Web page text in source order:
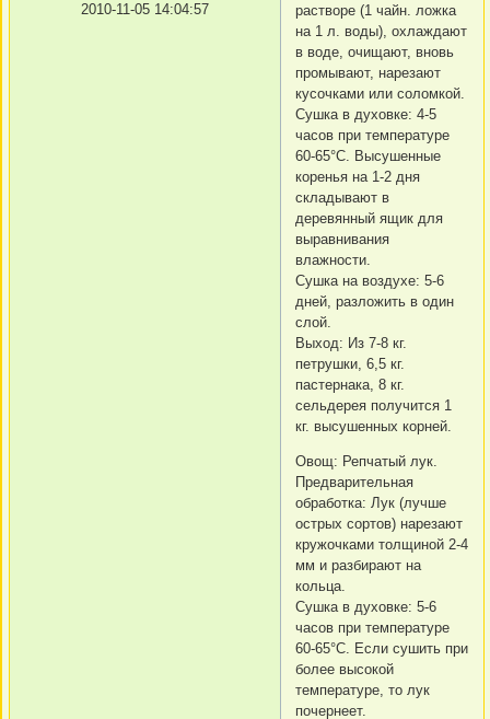
2010-11-05 14:04:57
растворе (1 чайн. ложка
на 1 л. воды), охлаждают
в воде, очищают, вновь
промывают, нарезают
кусочками или соломкой.
Сушка в духовке: 4-5
часов при температуре
60-65°C. Высушенные
коренья на 1-2 дня
складывают в
деревянный ящик для
выравнивания
влажности.
Сушка на воздухе: 5-6
дней, разложить в один
слой.
Выход: Из 7-8 кг.
петрушки, 6,5 кг.
пастернака, 8 кг.
сельдерея получится 1
кг. высушенных корней.
Овощ: Репчатый лук.
Предварительная
обработка: Лук (лучше
острых сортов) нарезают
кружочками толщиной 2-4
мм и разбирают на
кольца.
Сушка в духовке: 5-6
часов при температуре
60-65°C. Если сушить при
более высокой
температуре, то лук
почернеет.